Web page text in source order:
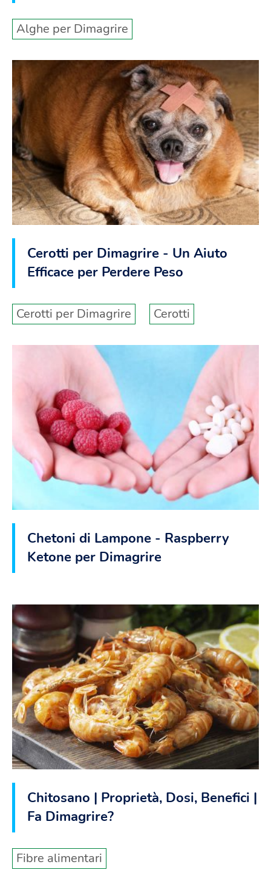
Alghe per Dimagrire
Cerotti per Dimagrire - Un Aiuto
Efficace per Perdere Peso
Cerotti per Dimagrire Cerotti
Chetoni di Lampone - Raspberry
Ketone per Dimagrire
Chitosano | Proprietà, Dosi, Benefici |
Fa Dimagrire?
Fibre alimentari